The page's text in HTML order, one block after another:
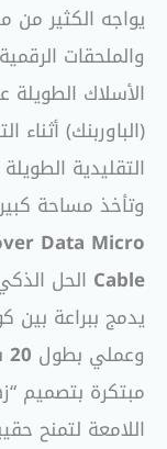
يواجه الكثير
والملحقات
الأسلاك
(الباوربنك) أثناء
التقليدية
وتأخذ مساحة
Data Micro
Cable
يدمج ببراعة بين
وعملي بطول 20 سم
مبتكرة بتصميم
اللامعة لتمنح